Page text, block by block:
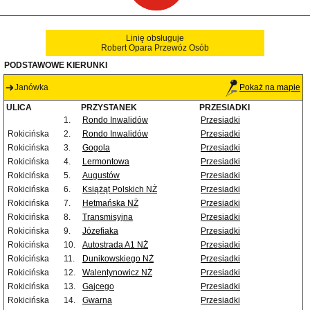
Linię obsługuje
Robert Opara Przewóz Osób
PODSTAWOWE KIERUNKI
Janówka Pokaż na mapie
ULICA PRZYSTANEK
PRZESIADKI
1.
Rondo Inwalidów
Przesiadki
Rokicińska
2. Rondo Inwalidów
Przesiadki
Rokicińska
3. Gogola
Przesiadki
Rokicińska
4. Lermontowa
Przesiadki
Rokicińska
5. Augustów
Przesiadki
Rokicińska
6. Książąt Polskich NŻ
Przesiadki
Rokicińska
7. Hetmańska NŻ
Przesiadki
Rokicińska
8. Transmisyjna
Przesiadki
Rokicińska
9. Józefiaka
Przesiadki
Rokicińska
10. Autostrada A1 NŻ
Przesiadki
Rokicińska
11. Dunikowskiego NŻ
Przesiadki
Rokicińska
12. Walentynowicz NŻ
Przesiadki
Rokicińska
13. Gajcego
Przesiadki
Rokicińska
14. Gwarna
Przesiadki